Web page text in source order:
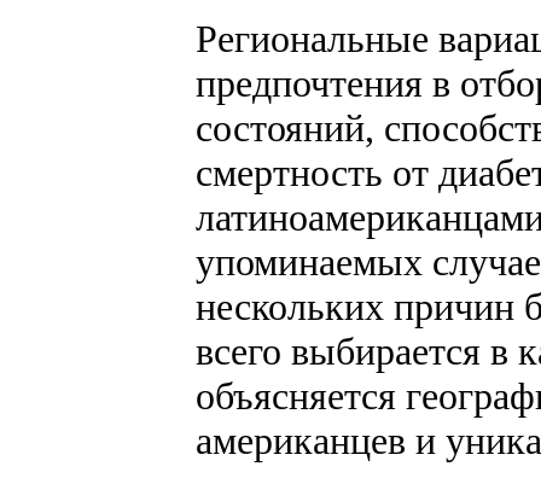
Региональные
предпочтения в
состояний,
смертность от
упоминаемых
нескольких причин
всего выбирается в
объясняется
американцев и